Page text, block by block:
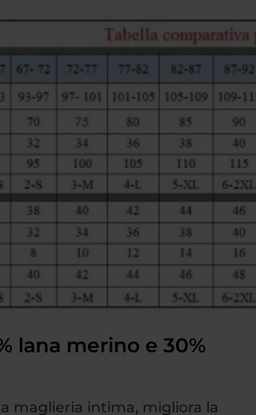
lana merino e 30%
maglieria intima, migliora la